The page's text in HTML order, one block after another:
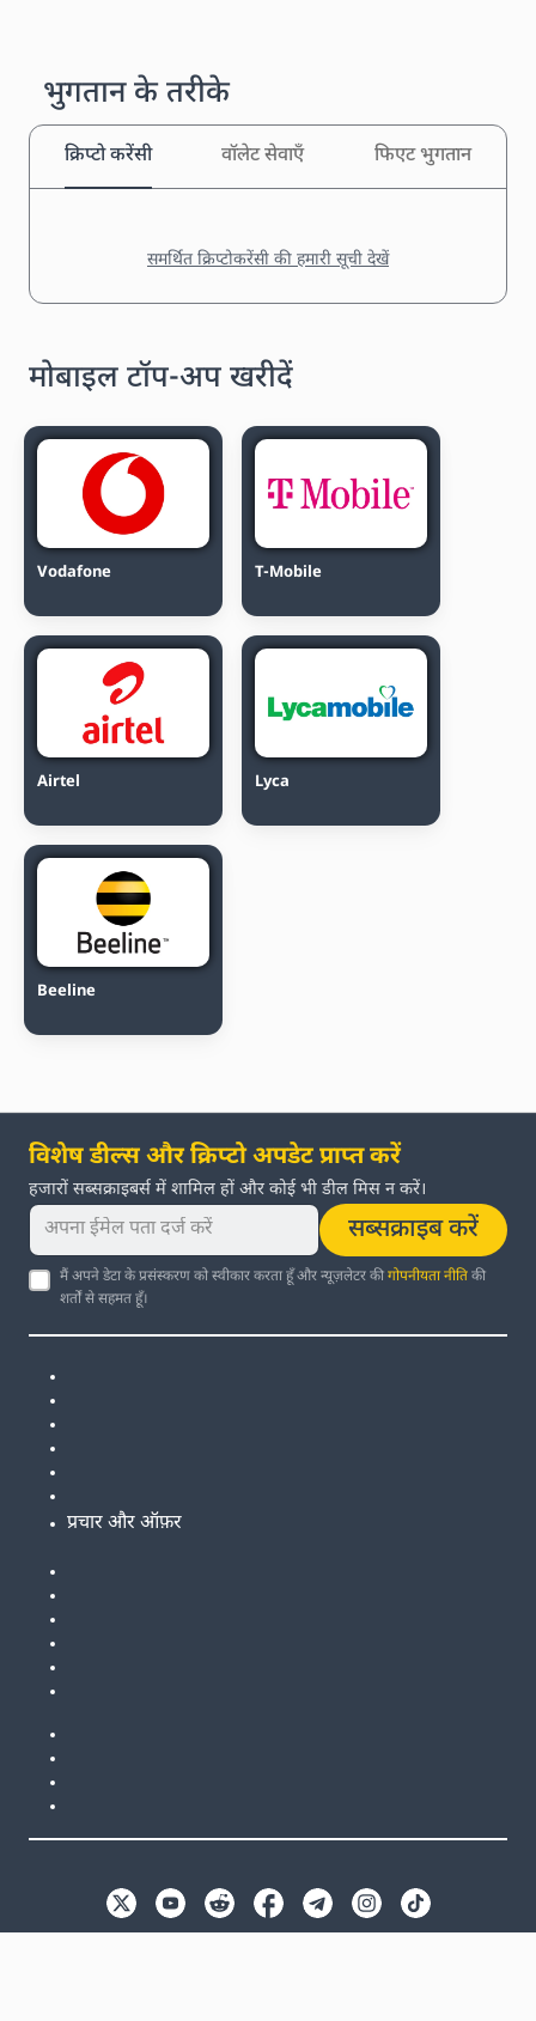
भुगतान के तरीके
क्रिप्टो करेंसी वॉलेट सेवाएँ फिएट भुगतान
समर्थित क्रिप्टोकरेंसी की हमारी सूची देखें
मोबाइल टॉप-अप खरीदें
Vodafone T-Mobile
Airtel Lyca
Beeline
विशेष डील्स और क्रिप्टो अपडेट प्राप्त करें
हजारों सब्सक्राइबर्स में शामिल हों और कोई भी डील मिस न करें।
सब्सक्राइब करें
मैं अपने डेटा के प्रसंस्करण को स्वीकार करता हूँ और न्यूज़लेटर कीगोपनीयता नीतिकी
शर्तों से सहमत हूँ।
प्रचार और ऑफ़र